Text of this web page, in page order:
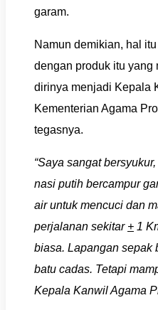
garam.
Namun demikian, hal
dengan produk itu yang
dirinya menjadi Kepala
Kementerian Agama
tegasnya.
“Saya sangat
nasi putih bercampur
air untuk mencuci dan
perjalanan sekitar + 1
biasa. Lapangan sepak
batu cadas. Tetapi
Kepala Kanwil Agama